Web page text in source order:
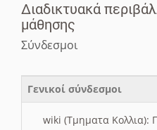
Διαδικτυακά
μάθησης
Σύνδεσμοι
Γενικοί σύνδεσμοι
wiki (Τμηματα Κολλια):